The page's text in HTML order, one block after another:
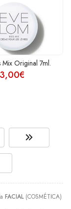
FACIAL(COSMÉTICA)
Mix Original 7ml.